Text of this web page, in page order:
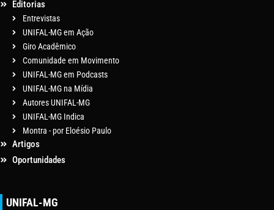
Editorias
Entrevistas
UNIFAL-MG em Ação
Giro Acadêmico
Comunidade em Movimento
UNIFAL-MG em Podcasts
UNIFAL-MG na Mídia
Autores UNIFAL-MG
UNIFAL-MG Indica
Montra - por Eloésio Paulo
Artigos
Oportunidades
UNIFAL-MG